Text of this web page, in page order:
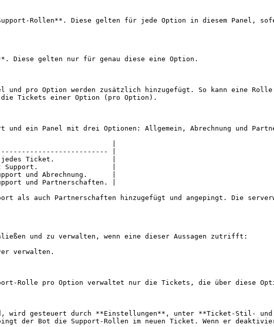
Rollen**. Diese gelten für jede Option in diesem Panel,
Diese gelten nur für genau diese eine Option.
und pro Option werden zusätzlich hinzugefügt. So kann eine
Tickets einer Option (pro Option).
und ein Panel mit drei Optionen: Allgemein, Abrechnung und
|
|
Ticket.              |
Support.                  |
und Abrechnung.      |
und Partnerschaften. |
als auch Partnerschaften hinzugefügt und angepingt. Die
und zu verwalten, wenn eine dieser Aussagen zutrifft:
verwalten.
Rolle pro Option verwaltet nur die Tickets, die über diese
wird gesteuert durch **Einstellungen**, unter **Ticket-Stil- und
der Bot die Support-Rollen im neuen Ticket. Wenn er